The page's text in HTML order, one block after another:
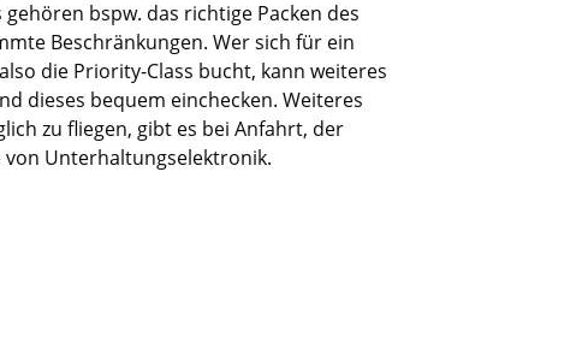
bspw. das richtige Packen des
Beschränkungen. Wer sich für ein
die Priority-Class bucht, kann weiteres
dieses bequem einchecken. Weiteres
zu fliegen, gibt es bei Anfahrt, der
Unterhaltungselektronik.